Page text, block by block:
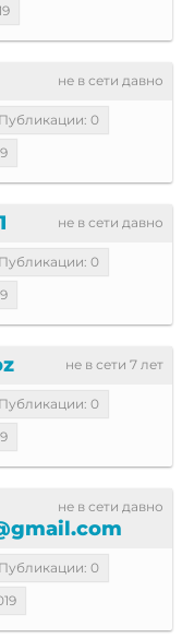
не в сети давно
Публикации: 0
не в сети давно
Публикации: 0
не в сети 7 лет
Публикации: 0
не в сети давно
Публикации: 0